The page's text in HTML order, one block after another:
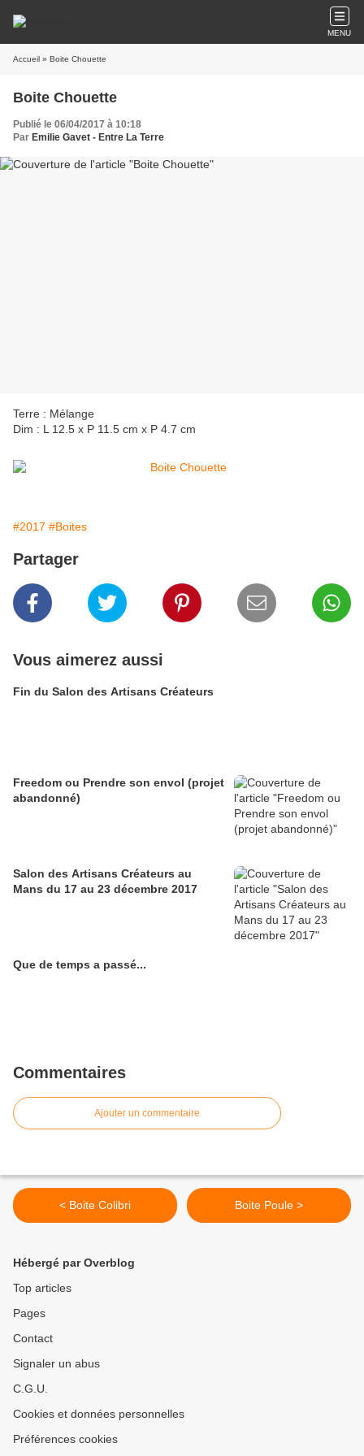
MENU
Accueil » Boite Chouette
Boite Chouette
Publié le 06/04/2017 à 10:18
Par Emilie Gavet - Entre La Terre
Terre : Mélange
Dim : L 12.5 x P 11.5 cm x P 4.7 cm
#2017 #Boites
Partager
Vous aimerez aussi
Fin du Salon des Artisans Créateurs
Freedom ou Prendre son envol (projet
abandonné)
Salon des Artisans Créateurs au
Mans du 17 au 23 décembre 2017
Que de temps a passé...
Commentaires
Ajouter un commentaire
< Boite Colibri Boite Poule >
Hébergé par Overblog
Top articles
Pages
Contact
Signaler un abus
C.G.U.
Cookies et données personnelles
Préférences cookies